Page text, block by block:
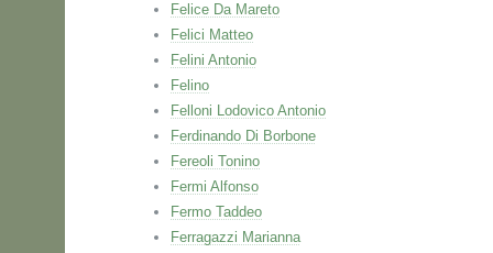
Felice Da Mareto
Felici Matteo
Felini Antonio
Felino
Felloni Lodovico Antonio
Ferdinando Di Borbone
Fereoli Tonino
Fermi Alfonso
Fermo Taddeo
Ferragazzi Marianna